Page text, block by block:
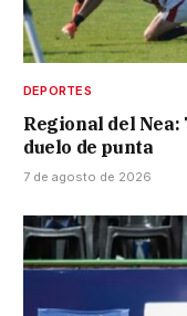
DEPORTES
Regional del
duelo de punta
7 de agosto de 2026